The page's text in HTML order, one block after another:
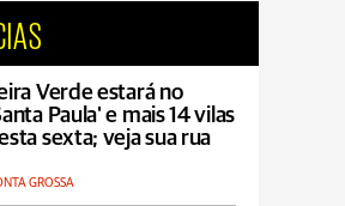
Verde estará no
Paula' e mais 14 vilas
sexta; veja sua rua
GROSSA